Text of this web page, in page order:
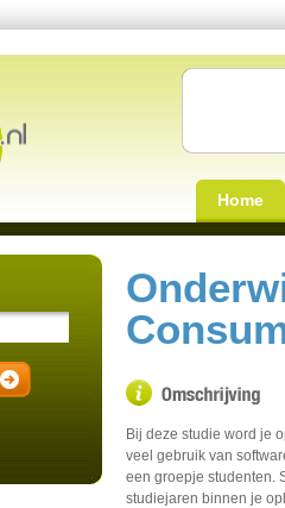
Home
Bij deze studie word je
veel gebruik van
een groepje studenten.
studiejaren binnen je